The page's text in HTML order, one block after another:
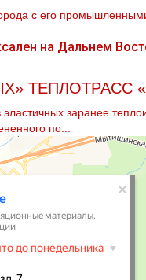
с его
ТЕПЛОТРАСС
заранее
по...